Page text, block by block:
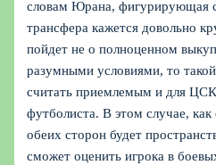
словам Юрана, фигурирующая
трансфера кажется довольно
пойдет не о полноценном
разумными условиями, то
считать приемлемым и для
футболиста. В этом случае, как
обеих сторон будет
сможет оценить игрока в